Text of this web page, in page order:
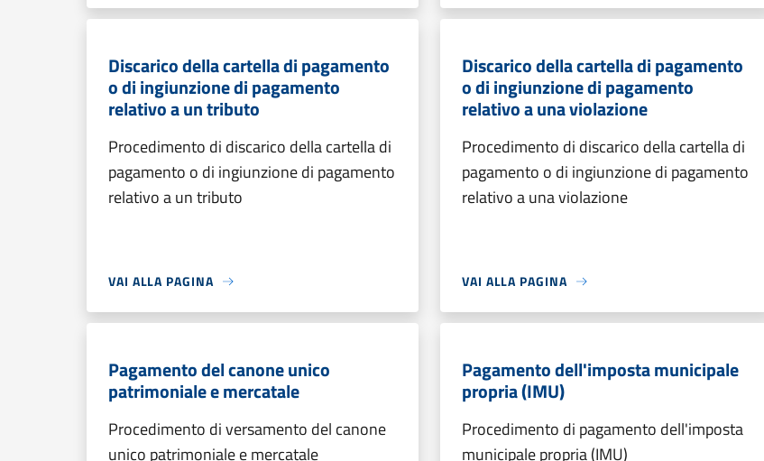
Discarico della cartella di pagamento
o di ingiunzione di pagamento
relativo a un tributo
Procedimento di discarico della cartella di
pagamento o di ingiunzione di pagamento
relativo a un tributo
VAI ALLA PAGINA
Discarico della cartella di pagamento
o di ingiunzione di pagamento
relativo a una violazione
Procedimento di discarico della cartella di
pagamento o di ingiunzione di pagamento
relativo a una violazione
VAI ALLA PAGINA
Pagamento del canone unico
patrimoniale e mercatale
Procedimento di versamento del canone
unico patrimoniale e mercatale
Pagamento dell'imposta municipale
propria (IMU)
Procedimento di pagamento dell'imposta
municipale propria (IMU)